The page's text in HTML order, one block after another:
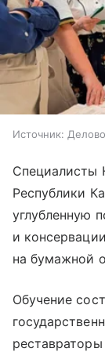
Источник:
Специалисты
Республики
углубленную
и
на бумажной
Обучение